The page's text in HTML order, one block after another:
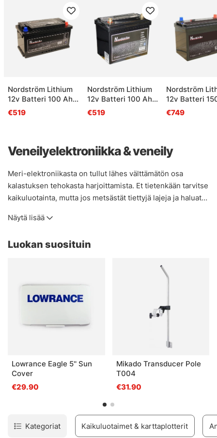
Nordström Lithium
12v Batteri 100 Ah
BT L5
€519
Nordström Lithium
12v Batteri 100 Ah
Marine BT
€519
Nordström
12v Batteri
BT
€749
Veneilyelektroniikka & veneily
Meri-elektroniikasta on tullut lähes välttämätön osa
kalastuksen tehokasta harjoittamista. Et tietenkään tarvitse
kaikuluotainta, mutta jos metsästät tiettyjä lajeja ja haluat
huomattavasti. Teemme yhteistyötä vain tunnettujen
Garminin, Deeperin jne. kanssa. Sen tietäminen, mitä
asiakaspalveluumme tai tulla myymälään, niin autamme
sinua. Meillä on myös laaja valikoima merenkulun
tarvikkeita, kuten sähkömoottoreita, karttoja,
tappokytkimiä, sähköankkureita, latureita ja paljon muuta!
Näytä lisää
Luokan suosituin
Lowrance Eagle 5'' Sun
Cover
€29.90
Mikado Transducer Pole
T004
€31.90
Kategoriat Kaikuluotaimet & karttaplotterit